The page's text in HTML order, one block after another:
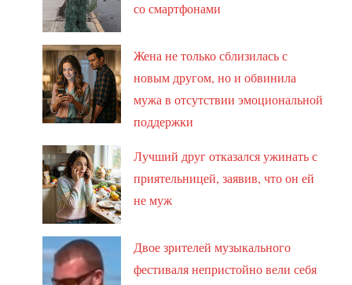
со смартфонами
Жена не только сблизилась с
новым другом, но и обвинила
мужа в отсутствии эмоциональной
поддержки
Лучший друг отказался ужинать с
приятельницей, заявив, что он ей
не муж
Двое зрителей музыкального
фестиваля непристойно вели себя